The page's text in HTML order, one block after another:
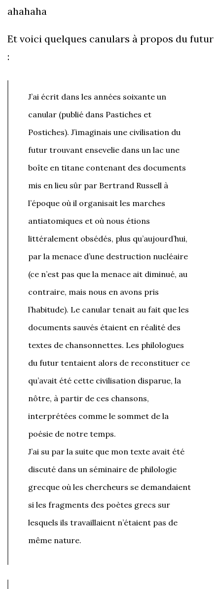
ahahaha
Et voici quelques canulars à propos du futur
:
J’ai écrit dans les années soixante un
canular (publié dans Pastiches et
Postiches). J’imaginais une civilisation du
futur trouvant ensevelie dans un lac une
boîte en titane contenant des documents
mis en lieu sûr par Bertrand Russell à
l’époque où il organisait les marches
antiatomiques et où nous étions
littéralement obsédés, plus qu’aujourd’hui,
par la menace d’une destruction nucléaire
(ce n’est pas que la menace ait diminué, au
contraire, mais nous en avons pris
l’habitude). Le canular tenait au fait que les
documents sauvés étaient en réalité des
textes de chansonnettes. Les philologues
du futur tentaient alors de reconstituer ce
qu’avait été cette civilisation disparue, la
nôtre, à partir de ces chansons,
interprétées comme le sommet de la
poésie de notre temps.
J’ai su par la suite que mon texte avait été
discuté dans un séminaire de philologie
grecque où les chercheurs se demandaient
si les fragments des poètes grecs sur
lesquels ils travaillaient n’étaient pas de
même nature.